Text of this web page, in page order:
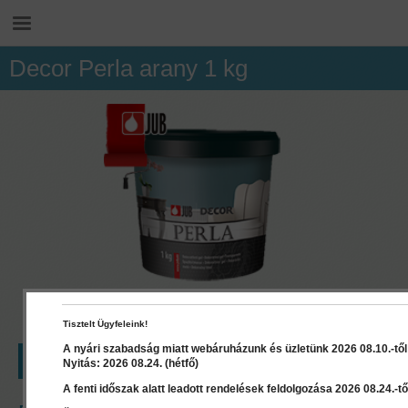
Decor Perla arany 1 kg
LEÍRÁS RÉSZLETEK DOKUMENTUMOK
Tisztelt Ügyfeleink!
A nyári szabadság miatt webáruházunk és üzletünk 2026 08.10.-
Nyitás: 2026 08.24. (hétfő)
A fenti időszak alatt leadott rendelések feldolgozása 2026 08.24.-